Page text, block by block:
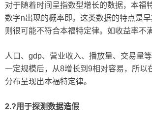
对于随着时间呈指数型增长的数据，本福
数字n出现的概率即。这类数据的特点是
则很可能不符合本福特定律。如收益率不
人口、gdp、营业收入、播放量、交易量
一定规模后，从8增长到9相对容易，所
分布呈现出本福特定律。
2.?用于探测数据造假